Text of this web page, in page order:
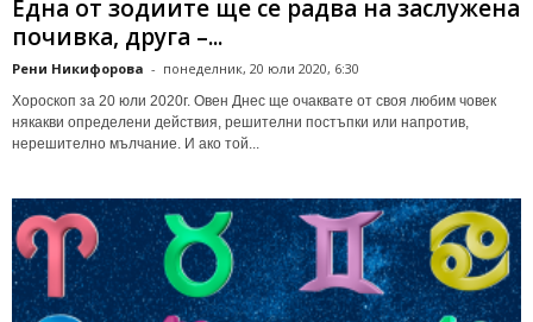
Една от зодиите ще се радва на заслужена
почивка, друга –...
Рени Никифорова - понеделник, 20 юли 2020, 6:30
Хороскоп за 20 юли 2020г. Овен Днес ще очаквате от своя любим човек
някакви определени действия, решителни постъпки или напротив,
нерешително мълчание. И ако той...